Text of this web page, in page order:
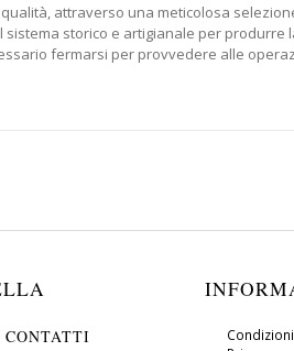
qualità, attraverso una meticolosa
storico e artigianale per produrre
fermarsi per provvedere alle